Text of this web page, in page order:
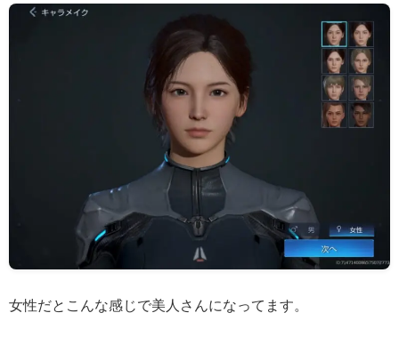
女性だとこんな感じで美人さんになってます。